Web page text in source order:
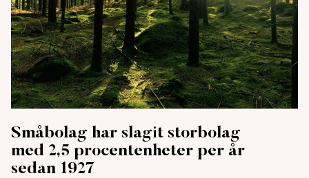
Småbolag har slagit storbolag
med 2,5 procentenheter per år
sedan 1927